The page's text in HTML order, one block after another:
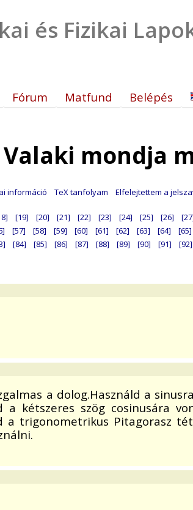
és Fizikai
Fórum Matfund Belépés
mondja
információ TeX tanfolyam Elfelejtettem a
[19] [20] [21] [22] [23] [24] [25] [26]
[57] [58] [59] [60] [61] [62] [63] [64] [65]
[84] [85] [86] [87] [88] [89] [90] [91] [92]
a dolog.Használd a
kétszeres szög cosinusára
a trigonometrikus Pitagorasz